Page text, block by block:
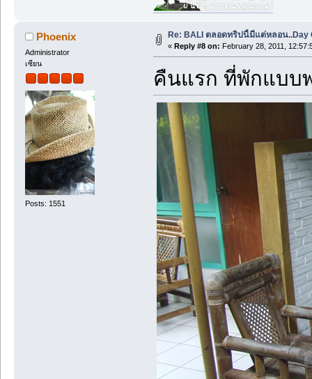
Phoenix
Administrator
เซียน
Posts: 1551
Re: BALI ตลอดทริปนี้มีแต่หลอน..Day
« Reply #8 on: February 28, 2011,
คืนแรก ที่พักแบบพ